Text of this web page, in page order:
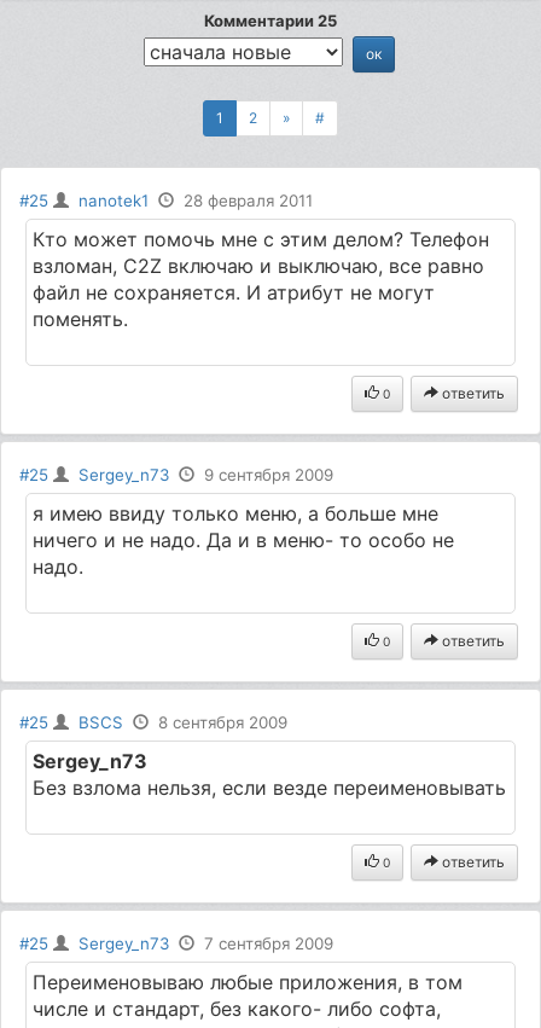
Комментарии 25
1 2 » #
#25 nanotek1 28 февраля 2011
Кто может помочь мне с этим делом? Телефон
взломан, C2Z включаю и выключаю, все равно
файл не сохраняется. И атрибут не могут
поменять.
0 ответить
#25 Sergey_n73 9 сентября 2009
я имею ввиду только меню, а больше мне
ничего и не надо. Да и в меню- то особо не
надо.
0 ответить
#25 BSCS 8 сентября 2009
Sergey_n73
Без взлома нельзя, если везде переименовывать
0 ответить
#25 Sergey_n73 7 сентября 2009
Переименовываю любые приложения, в том
числе и стандарт, без какого- либо софта,